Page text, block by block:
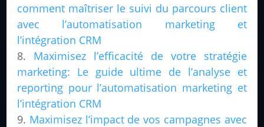
comment maîtriser le suivi du parcours client
avec l’automatisation marketing et
l’intégration CRM
Maximisez l’efficacité de votre stratégie
marketing: Le guide ultime de l’analyse et
reporting pour l’automatisation marketing et
l’intégration CRM
Maximisez l’impact de vos campagnes avec